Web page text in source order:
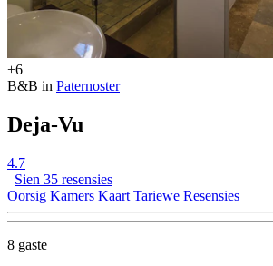
+6
B&B in Paternoster
Deja-Vu
4.7
Sien 35 resensies
Oorsig Kamers Kaart Tariewe Resensies
8 gaste